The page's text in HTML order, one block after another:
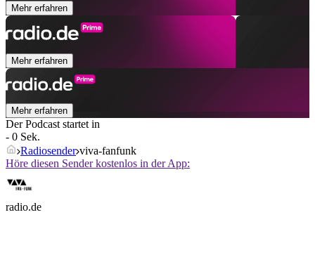
Mehr erfahren
Mehr erfahren
Mehr erfahren
Der Podcast startet in
- 0 Sek.
Radiosender viva-fanfunk
Höre diesen Sender kostenlos in der App:
radio.de